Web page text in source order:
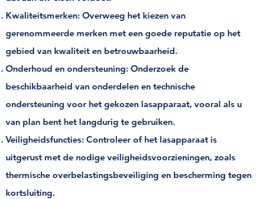
Kwaliteitsmerken: Overweeg het kiezen van
gerenommeerde merken met een goede reputatie op het
gebied van kwaliteit en betrouwbaarheid.
Onderhoud en ondersteuning: Onderzoek de
beschikbaarheid van onderdelen en technische
ondersteuning voor het gekozen lasapparaat, vooral als u
van plan bent het langdurig te gebruiken.
Veiligheidsfuncties: Controleer of het lasapparaat is
uitgerust met de nodige veiligheidsvoorzieningen, zoals
thermische overbelastingsbeveiliging en bescherming tegen
kortsluiting.